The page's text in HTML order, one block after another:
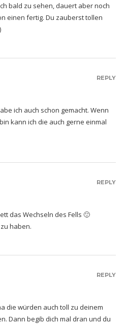
bald zu sehen, dauert aber noch
einen fertig. Du zauberst tollen
ich auch schon gemacht. Wenn
kann ich die auch gerne einmal
REPLY
das Wechseln des Fells 🙂
haben.
REPLY
die würden auch toll zu deinem
Dann begib dich mal dran und du
REPLY